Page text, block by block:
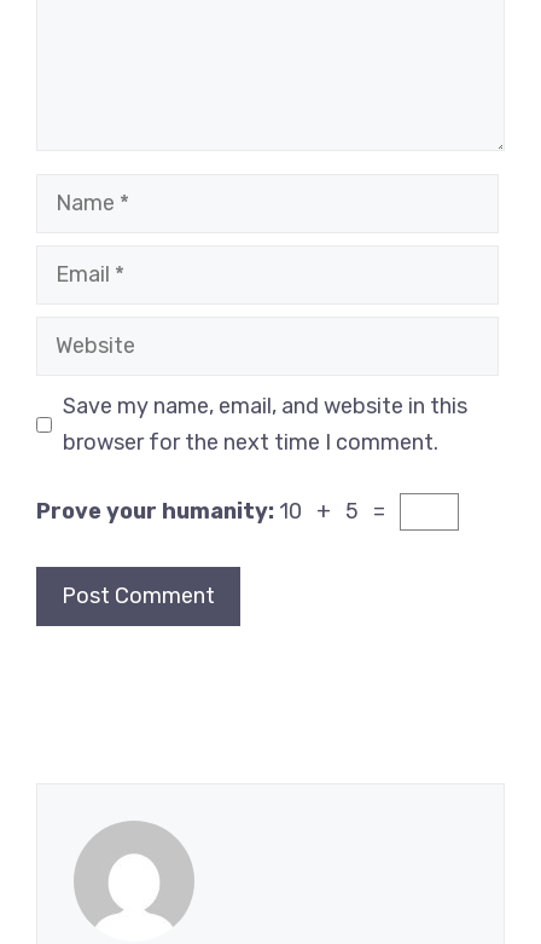
Name
Email
Website
Save my name, email, and website in this
browser for the next time I comment.
Prove your humanity: 10 + 5 =